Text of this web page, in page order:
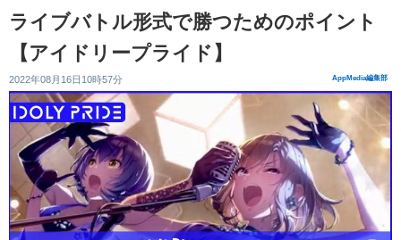
ライブバトル形式で勝つためのポイント
【アイドリープライド】
2022年08月16日10時57分 AppMedia編集部